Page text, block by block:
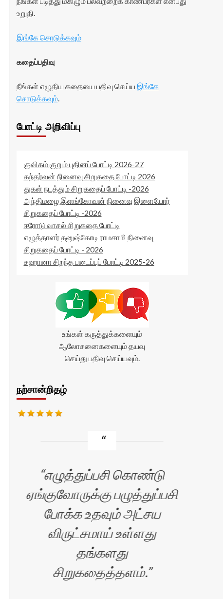
உறுதி.
இங்கே சொடுக்கவும்
கதைப்பதிவு
நீங்கள் எழுதிய கதையை பதிவு செய்ய இங்கே
சொடுக்கவும்.
போட்டி அறிவிப்பு
குவிகம் குறும் புதினப் போட்டி 2026-27
கந்தர்வன் நினைவு சிறுகதை போட்டி 2026
துகள் நடத்தும் சிறுகதைப் போட்டி -2026
அந்திமழை இளங்கோவன் நினைவு இளையோர்
சிறுகதைப் போட்டி -2026
ஈரோடு வாசல் சிறுகதை போட்டி
எழுத்தாளர் தனுஷ்கோடி ராமசாமி நினைவு
சிறுகதைப் போட்டி - 2026
சஹானா சிறந்த படைப்புப் போட்டி 2025-26
உங்கள் கருத்துக்களையும்
ஆலோசனைகளையும் தயவு
செய்து பதிவு செய்யவும்.
நற்சான்றிதழ்
எழுத்துப்பசி கொண்டு
ஏங்குவோருக்கு பழுத்துப்பசி
போக்க உதவும் அட்சய
விருட்சமாய் உள்ளது
தங்களது
சிறுகதைத்தளம்.